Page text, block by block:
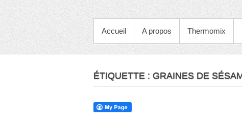
MENU PRINCIPAL
Accueil A propos Thermomix
ÉTIQUETTE : GRAINES DE